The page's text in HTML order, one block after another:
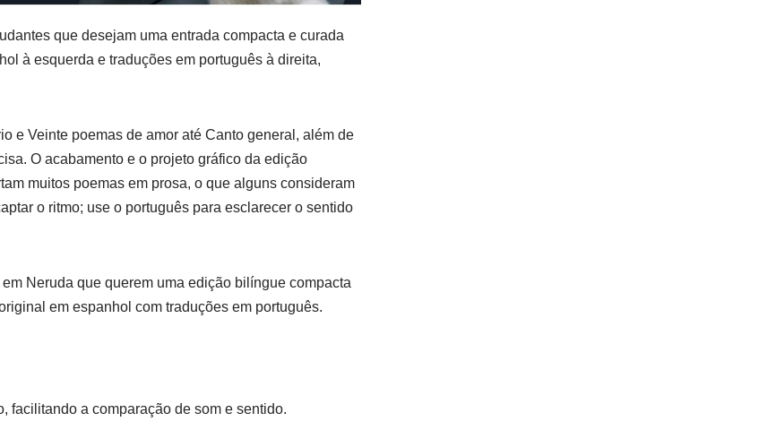
que desejam uma entrada compacta e curada
à esquerda e traduções em português à direita,
e Veinte poemas de amor até Canto general, além de
O acabamento e o projeto gráfico da edição
muitos poemas em prosa, o que alguns consideram
o ritmo; use o português para esclarecer o sentido
Neruda que querem uma edição bilíngue compacta
em espanhol com traduções em português.
facilitando a comparação de som e sentido.